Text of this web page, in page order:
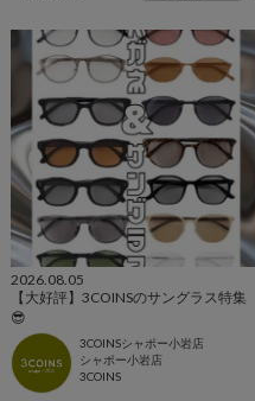
2026.08.05
【大好評】3COINSのサングラス特集
😎
3COINSシャポー小岩店
シャポー小岩店
3COINS